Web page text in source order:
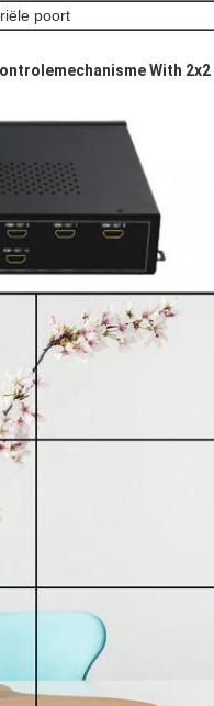
poort
With 2x2